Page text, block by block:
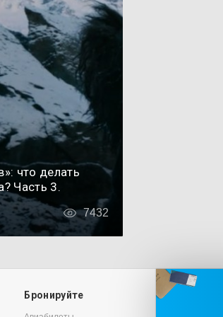
что делать
Часть 3.
7432
Бронируйте